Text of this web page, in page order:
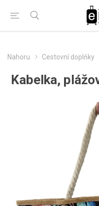
Nahoru Cestovní doplňky
Kabelka,